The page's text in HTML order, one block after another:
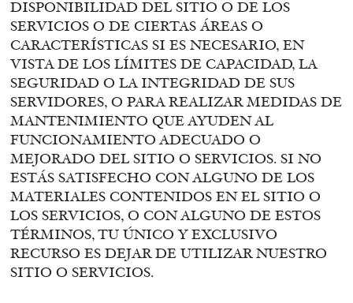
DISPONIBILIDAD DEL SITIO O DE LOS
SERVICIOS O DE CIERTAS ÁREAS O
CARACTERÍSTICAS SI ES NECESARIO, EN
VISTA DE LOS LÍMITES DE CAPACIDAD, LA
SEGURIDAD O LA INTEGRIDAD DE SUS
SERVIDORES, O PARA REALIZAR MEDIDAS DE
MANTENIMIENTO QUE AYUDEN AL
FUNCIONAMIENTO ADECUADO O
MEJORADO DEL SITIO O SERVICIOS. SI NO
ESTÁS SATISFECHO CON ALGUNO DE LOS
MATERIALES CONTENIDOS EN EL SITIO O
LOS SERVICIOS, O CON ALGUNO DE ESTOS
TÉRMINOS, TU ÚNICO Y EXCLUSIVO
RECURSO ES DEJAR DE UTILIZAR NUESTRO
SITIO O SERVICIOS.